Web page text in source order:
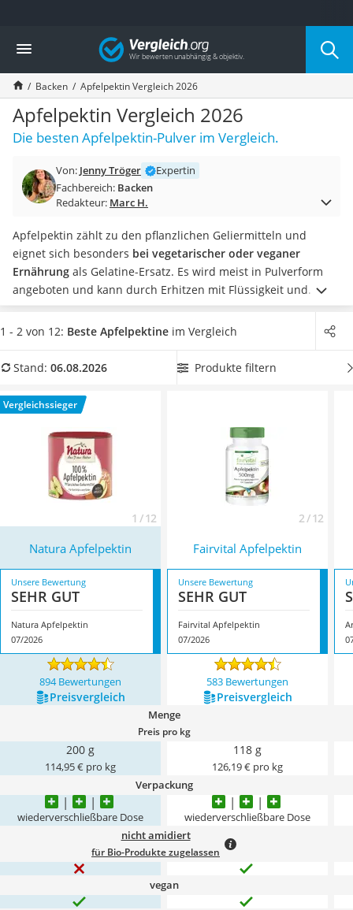
Die beliebtesten Vergleiche nach Kategorie
Lebensmittel
Schwarzkümmelöl
Knäckebrot
Schwarzkümmelöl-Kapseln
Manukahonig
Eiklar
Balsamico-Essig
Schwarzkümmelöl bio
Honig
Gemüsebrühe
Eiskaffee-Pulver
Irischer Whiskey
Grapefruitkernextrakt
Matcha-Set
MCT-Öl
Erythrit
Müsli ohne Zuckerzusatz
Vergleich
Backen Apfelpektin Vergleich 2026
Apfelpektin Vergleich 2026
Die besten Apfelpektin-Pulver im Vergleich.
Von: Jenny Tröger
Expertin
Fachbereich: Backen
Redakteur: Marc H.
Apfelpektin zählt zu den pflanzlichen Geliermitteln und
eignet sich besonders bei vegetarischer oder veganer
Ernährung als Gelatine-Ersatz. Es wird meist in Pulverform
angeboten und kann durch Erhitzen mit Flüssigkeit und
Zucker geliert werden.Laut gängigen Tests im Internet hat
das Apfelpektin bei trockener und luftdicht verschlossener
Apfelpektin in einer wiederverschließbaren Verpackung aus
können. Überzeugt hat uns hier im August 2026 besonders
das ModellNatura Apfelpektin
1 - 2 von 12: Beste Apfelpektine im Vergleich
Stand: 06.08.2026 Produkte filtern
Vergleichssieger
1 / 12 2 / 12
Natura Apfelpektin Fairvital Apfelpektin
Unsere Bewertung
SEHR GUT
Natura Apfelpektin
07/2026
Unsere Bewertung
SEHR GUT
Fairvital Apfelpektin
07/2026
894 Bewertungen 583 Bewertungen
Preis­vergleich Preis­vergleich
Menge
Preis pro kg
200 g
114,95 € pro kg
118 g
126,19 € pro kg
Verpackung
wiederverschließbare Dose wiederverschließbare Dose
nicht amidiert
für Bio-Produkte zugelassen
vegan